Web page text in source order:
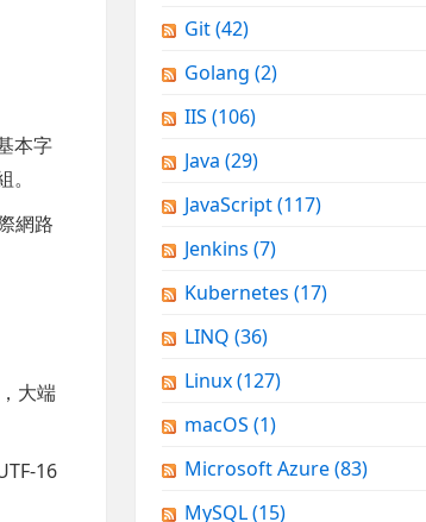
本字
網路
大端
16
Git(42)
Golang (2)
IIS (106)
Java (29)
JavaScript(117)
Jenkins (7)
Kubernetes (17)
LINQ (36)
Linux(127)
macOS (1)
Microsoft Azure(83)
MySQL(15)